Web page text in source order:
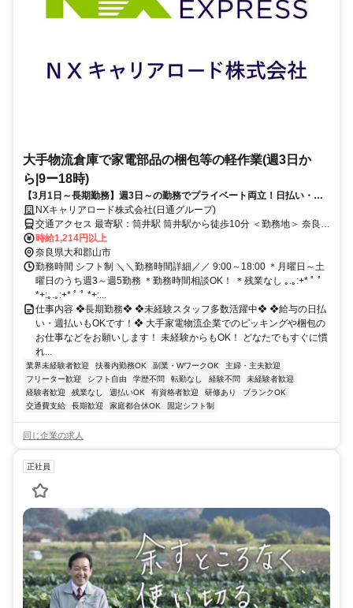
大手物流倉庫で家電部品の梱包等の軽作業(週3日か
ら|9ー18時)
【3月1日～長期勤務】週3日～の勤務でプライベート両立！日払い・週
払いOK！未経験スタッフ多数活躍中！
NXキャリアロード株式会社(日通グループ)
交通アクセス 最寄駅：筒井駅 筒井駅から徒歩10分 ＜勤務地＞ 奈良県
大和郡山市筒井町800番地
時給1,214円以上
奈良県大和郡山市
勤務時間 シフト制 ＼＼勤務時間詳細／／ 9:00～18:00 ＊月曜日～土
曜日のうち週3～週5勤務 ＊勤務時間相談OK！ ＊残業なし ｡.｡:+* ﾟ ﾟ
*+:｡.｡:+* ﾟ ﾟ *+:...
仕事内容 ❖長期勤務❖ ❖未経験スタッフ多数活躍中❖ ❖給与の日払
い・週払いもOKです！❖ 大手家電物流企業でのピッキングや梱包の
お仕事などをお願いします！ 未経験からもOK！ どなたでもすぐに慣
れ...
業界未経験者歓迎 扶養内勤務OK 副業・WワークOK
主婦・主夫歓迎
フリーター歓迎
シフト自由 学歴不問 転勤なし 経験不問
未経験者歓迎
経験者歓迎
残業なし 週払いOK 有資格者歓迎 研修あり
ブランクOK
交通費支給
長期歓迎 家庭都合休OK 固定シフト制
同じ企業の求人
正社員